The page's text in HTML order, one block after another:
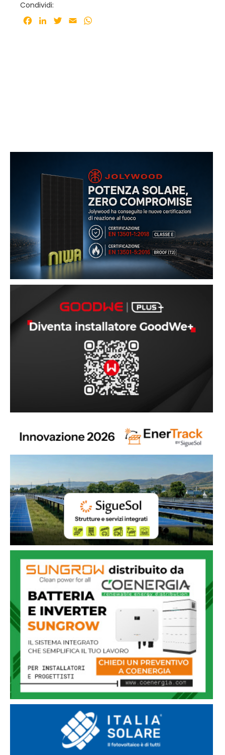
Condividi:
Facebook
LinkedInTwitter
Email